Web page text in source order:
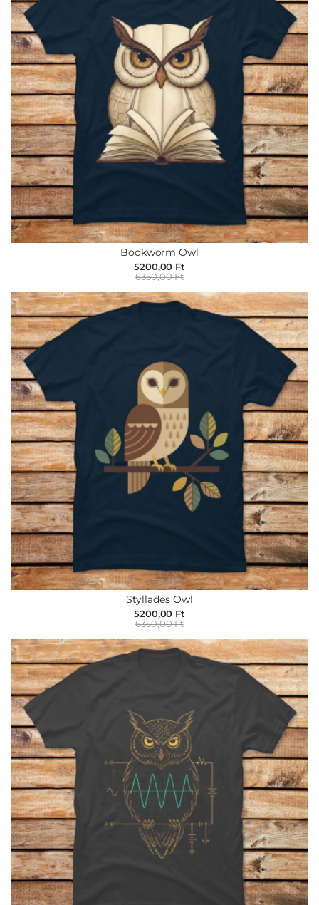
Bookworm Owl
5200,00 Ft
6350,00 Ft
Styllades Owl
5200,00 Ft
6350,00 Ft